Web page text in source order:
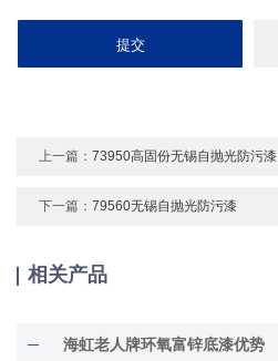
上一篇：73950高固份无锡自抛光防污漆
下一篇：79560无锡自抛光防污漆
相关产品
海虹老人牌环氧富锌底漆优势